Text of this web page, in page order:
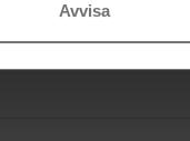
Avvisa